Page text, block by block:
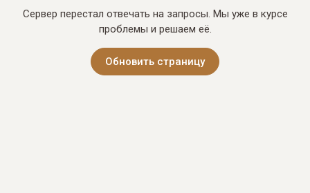
Сервер перестал отвечать на запросы. Мы уже в курсе
проблемы и решаем её.
Обновить страницу